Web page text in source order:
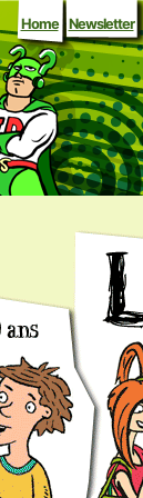
Home Newsletter